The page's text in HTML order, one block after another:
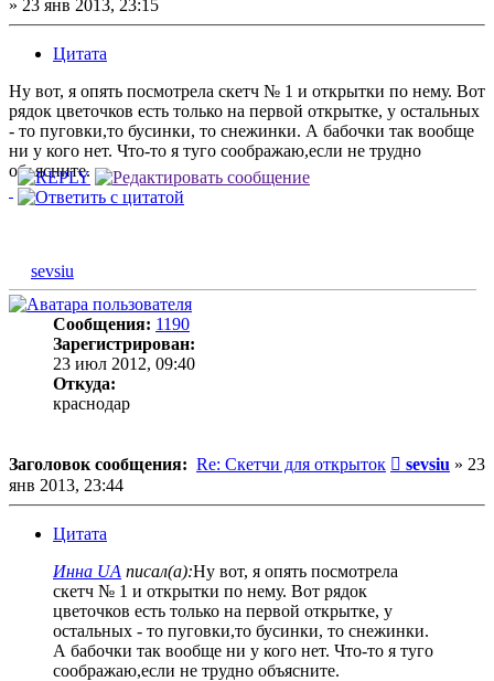
» 23 янв 2013, 23:15
Цитата
Ну вот, я опять посмотрела скетч № 1 и открытки по нему. Вот
рядок цветочков есть только на первой открытке, у остальных
- то пуговки,то бусинки, то снежинки. А бабочки так вообще
ни у кого нет. Что-то я туго соображаю,если не трудно
объясните.
sevsiu
Сообщения: 1190
Зарегистрирован:
23 июл 2012, 09:40
Откуда:
краснодар
Заголовок сообщения: Re: Скетчи для открыток Сообщение
sevsiu » 23
янв 2013, 23:44
Цитата
Инна UA писал(а):Ну вот, я опять посмотрела
скетч № 1 и открытки по нему. Вот рядок
цветочков есть только на первой открытке, у
остальных - то пуговки,то бусинки, то снежинки.
А бабочки так вообще ни у кого нет. Что-то я туго
соображаю,если не трудно объясните.